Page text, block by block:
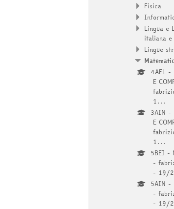
Fisica
Lingua e
italiana
Lingue
4AEL -
E
1...
3AIN -
E
1...
5BEI -
-
- 19/
5AIN -
-
- 19/